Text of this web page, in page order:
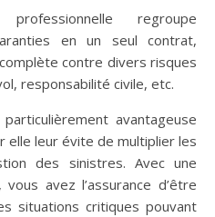
professionnelle regroupe
en un seul contrat,
contre divers risques
responsabilité civile, etc.
avantageuse
elle leur évite de multiplier les
des sinistres. Avec une
avez l’assurance d’être
situations critiques pouvant